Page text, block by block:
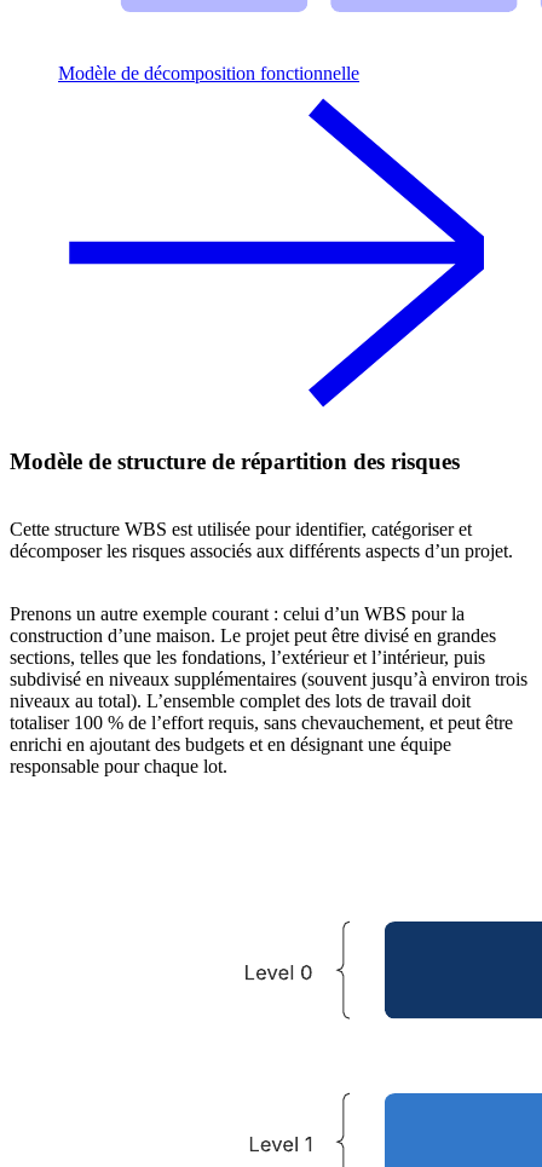
Modèle de décomposition fonctionnelle
Modèle de structure de répartition des risques
Cette structure WBS est utilisée pour identifier, catégoriser et
décomposer les risques associés aux différents aspects d’un projet.
Prenons un autre exemple courant : celui d’un WBS pour la
construction d’une maison. Le projet peut être divisé en grandes
sections, telles que les fondations, l’extérieur et l’intérieur, puis
subdivisé en niveaux supplémentaires (souvent jusqu’à environ trois
niveaux au total). L’ensemble complet des lots de travail doit
totaliser 100 % de l’effort requis, sans chevauchement, et peut être
enrichi en ajoutant des budgets et en désignant une équipe
responsable pour chaque lot.